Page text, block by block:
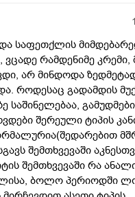
საფეთქლის
რამდენიმე კრემი,
არ მინდოდა
როდესაც გადამდის
საშინელებაა,
შერეული ტიპის
შემთხვევაში
შემთხვევაში რა
ბოლო პერიოდში